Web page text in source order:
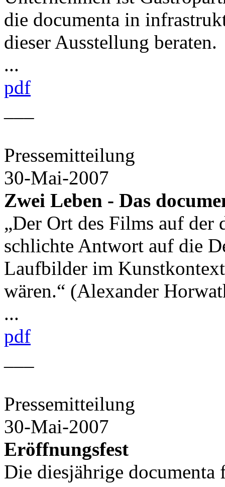
die documenta in
dieser Ausstellung beraten.
...
pdf
Pressemitteilung
30-Mai-2007
Zwei Leben - Das
„Der Ort des Films auf der
schlichte Antwort auf die
Laufbilder im
wären.“ (Alexander
...
pdf
Pressemitteilung
30-Mai-2007
Eröffnungsfest
Die diesjährige